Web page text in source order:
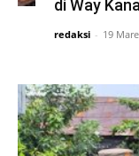
di Way
redaksi - 19